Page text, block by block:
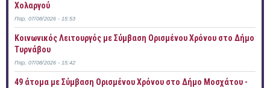
Χολαργού
Παρ, 07/08/2026 - 15:53
Κοινωνικός Λειτουργός με Σύμβαση Ορισμένου Χρόνου στο Δήμο
Τυρνάβου
Παρ, 07/08/2026 - 15:42
49 άτομα με Σύμβαση Ορισμένου Χρόνου στο Δήμο Μοσχάτου -